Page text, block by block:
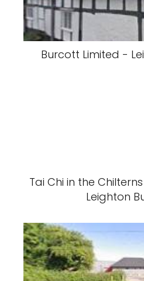
Burcott Limited -
Tai Chi in the
Leighton